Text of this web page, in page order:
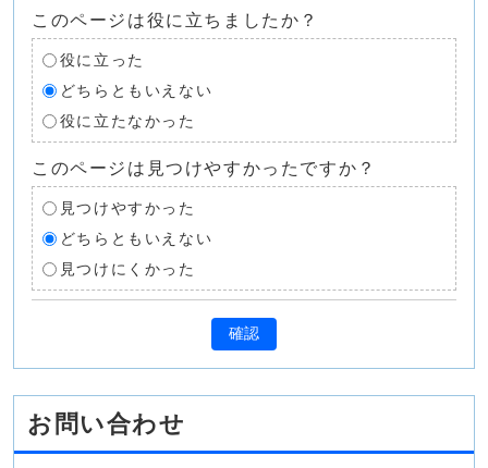
このページは役に立ちましたか？
役に立った
どちらともいえない
役に立たなかった
このページは見つけやすかったですか？
見つけやすかった
どちらともいえない
見つけにくかった
確認
お問い合わせ